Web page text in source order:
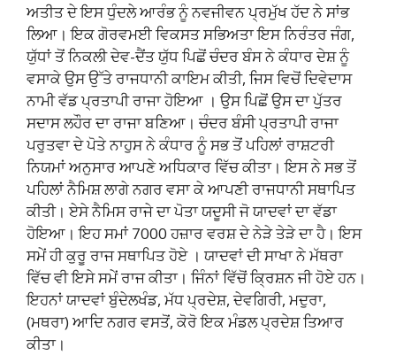
ਅਤੀਤ ਦੇ ਇਸ ਧੁੰਦਲੇ ਆਰੰਭ ਨੂੰ ਨਵਜੀਵਨ ਪ੍ਰਮੁੱਖ ਹੱਦ ਨੇ ਸਾਂਭ
ਲਿਆ। ਇਕ ਗੋਰਵਮਈ ਵਿਕਸਤ ਸਭਿਅਤਾ ਇਸ ਨਿਰੰਤਰ ਜੰਗ,
ਯੁੱਧਾਂ ਤੋਂ ਨਿਕਲੀ ਦੇਵ-ਦੈਂਤ ਯੁੱਧ ਪਿਛੋਂ ਚੰਦਰ ਬੰਸ ਨੇ ਕੰਧਾਰ ਦੇਸ਼ ਨੂੰ
ਵਸਾਕੇ ਉਸ ਉੱਤੇ ਰਾਜਧਾਨੀ ਕਾਇਮ ਕੀਤੀ, ਜਿਸ ਵਿਚੋਂ ਦਿਵੇਦਾਸ
ਨਾਮੀ ਵੱਡ ਪ੍ਰਤਾਪੀ ਰਾਜਾ ਹੋਇਆ । ਉਸ ਪਿਛੋਂ ਉਸ ਦਾ ਪੁੱਤਰ
ਸਦਾਸ ਲਹੌਰ ਦਾ ਰਾਜਾ ਬਣਿਆ। ਚੰਦਰ ਬੰਸੀ ਪ੍ਰਤਾਪੀ ਰਾਜਾ
ਪਰੁਤਵਾ ਦੇ ਪੋਤੇ ਨਾਹੁਸ ਨੇ ਕੰਧਾਰ ਨੂੰ ਸਭ ਤੋਂ ਪਹਿਲਾਂ ਰਾਸ਼ਟਰੀ
ਨਿਯਮਾਂ ਅਨੁਸਾਰ ਆਪਣੇ ਅਧਿਕਾਰ ਵਿੱਚ ਕੀਤਾ। ਇਸ ਨੇ ਸਭ ਤੋਂ
ਪਹਿਲਾਂ ਨੈਮਿਸ਼ ਲਾਗੇ ਨਗਰ ਵਸਾ ਕੇ ਆਪਣੀ ਰਾਜਧਾਨੀ ਸਥਾਪਿਤ
ਕੀਤੀ। ਏਸੇ ਨੈਮਿਸ ਰਾਜੇ ਦਾ ਪੋਤਾ ਯਦੂਸੀ ਜੋ ਯਾਦਵਾਂ ਦਾ ਵੱਡਾ
ਹੋਇਆ। ਇਹ ਸਮਾਂ 7000 ਹਜ਼ਾਰ ਵਰਸ਼ ਦੇ ਨੇੜੇ ਤੇੜੇ ਦਾ ਹੈ। ਇਸ
ਸਮੇਂ ਹੀ ਕੁਰੂ ਰਾਜ ਸਥਾਪਿਤ ਹੋਏ । ਯਾਦਵਾਂ ਦੀ ਸਾਖਾ ਨੇ ਮੱਥਰਾ
ਵਿੱਚ ਵੀ ਇਸੇ ਸਮੇਂ ਰਾਜ ਕੀਤਾ। ਜਿੰਨਾਂ ਵਿੱਚੋਂ ਕ੍ਰਿਸ਼ਨ ਜੀ ਹੋਏ ਹਨ।
ਇਹਨਾਂ ਯਾਦਵਾਂ ਬੁੰਦੇਲਖੰਡ, ਮੱਧ ਪ੍ਰਦੇਸ਼, ਦੇਵਗਿਰੀ, ਮਦੁਰਾ,
(ਮਥਰਾ) ਆਦਿ ਨਗਰ ਵਸਤੋਂ, ਕੋਰੋ ਇਕ ਮੰਡਲ ਪ੍ਰਦੇਸ਼ ਤਿਆਰ
ਕੀਤਾ।